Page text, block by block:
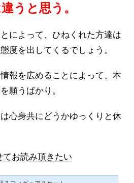
うと思う。
によって、ひねくれた方達は
度を出してくるでしょう。
報を広めることによって、本
願うばかり。
心身共にどうかゆっくりと休
お読み頂きたい